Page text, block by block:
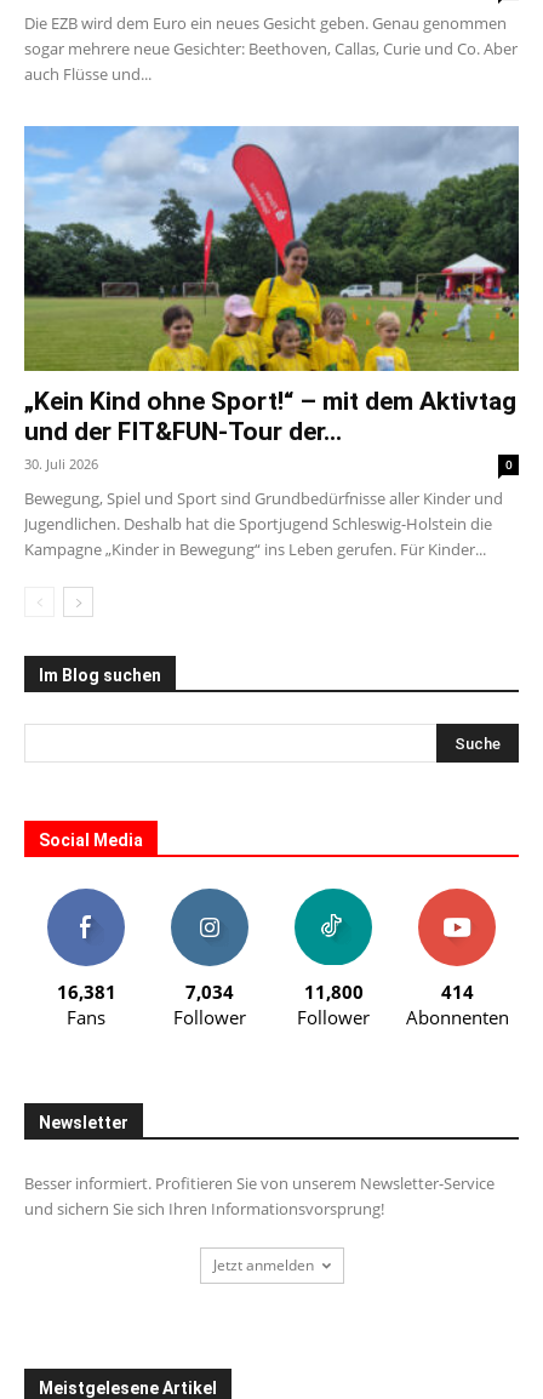
Die EZB wird dem Euro ein neues Gesicht geben. Genau genommen
sogar mehrere neue Gesichter: Beethoven, Callas, Curie und Co. Aber
auch Flüsse und...
„Kein Kind ohne Sport!“ – mit dem Aktivtag
und der FIT&FUN-Tour der...
30. Juli 2026 0
Bewegung, Spiel und Sport sind Grundbedürfnisse aller Kinder und
Jugendlichen. Deshalb hat die Sportjugend Schleswig-Holstein die
Kampagne „Kinder in Bewegung“ ins Leben gerufen. Für Kinder...
Im Blog suchen
Social Media
16,381
Fans
7,034
Follower
11,800
Follower
414
Abonnenten
Newsletter
Besser informiert. Profitieren Sie von unserem Newsletter-Service
und sichern Sie sich Ihren Informationsvorsprung!
Jetzt anmelden
Meistgelesene Artikel